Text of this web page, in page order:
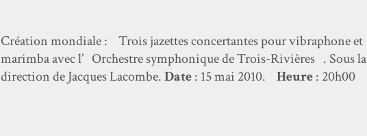
Création mondiale : Trois jazettes concertantes pour vibraphone et
marimba avec l’ Orchestre symphonique de Trois-Rivières . Sous la
direction de Jacques Lacombe.Date: 15 mai 2010. Heure: 20h00